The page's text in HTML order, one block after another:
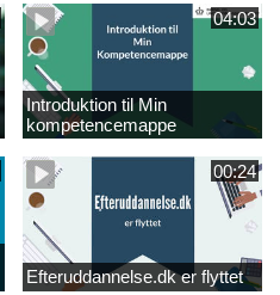
04:03
Introduktion til Min
kompetencemappe
00:24
Efteruddannelse.dk er flyttet